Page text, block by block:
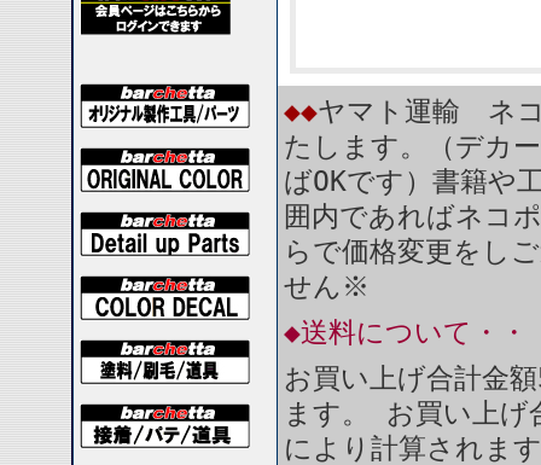
◆◆ヤマト運輸 ネ
たします。（デカ
ばOKです）書籍や
囲内であればネコ
らで価格変更をし
せん※
◆送料について・・
お買い上げ合計金
ます。 お買い上
により計算されま